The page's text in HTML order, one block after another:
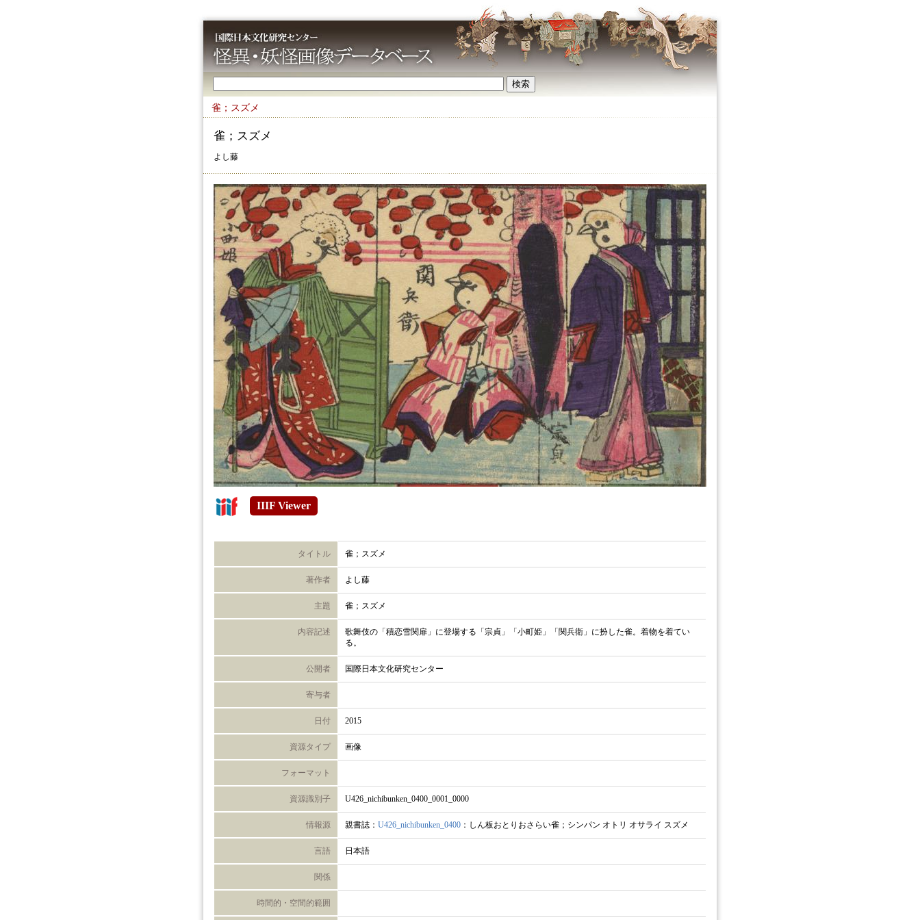
雀；スズメ
雀；スズメ
よし藤
IIIF Viewer
タイトル 雀；スズメ
著作者 よし藤
主題 雀；スズメ
内容記述
歌舞伎の「積恋雪関扉」に登場する「宗貞」「小町姫」「関兵衛」に扮した雀。着物を着てい
る。
公開者 国際日本文化研究センター
寄与者
日付 2015
資源タイプ 画像
フォーマット
資源識別子 U426_nichibunken_0400_0001_0000
情報源 親書誌： U426_nichibunken_0400 ：しん板おとりおさらい雀；シンパン オトリ オサライ スズメ
言語 日本語
関係
時間的・空間的範囲